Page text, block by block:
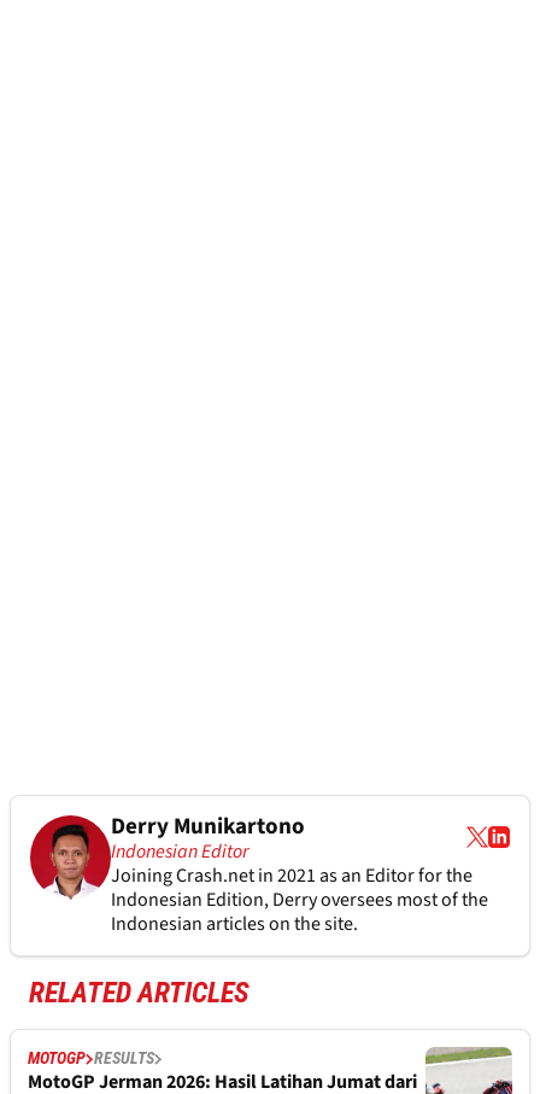
Derry Munikartono
Indonesian Editor
Joining Crash.net in 2021 as an Editor for the
Indonesian Edition, Derry oversees most of the
Indonesian articles on the site.
RELATED ARTICLES
MOTOGP RESULTS
MotoGP Jerman 2026: Hasil Latihan Jumat dari